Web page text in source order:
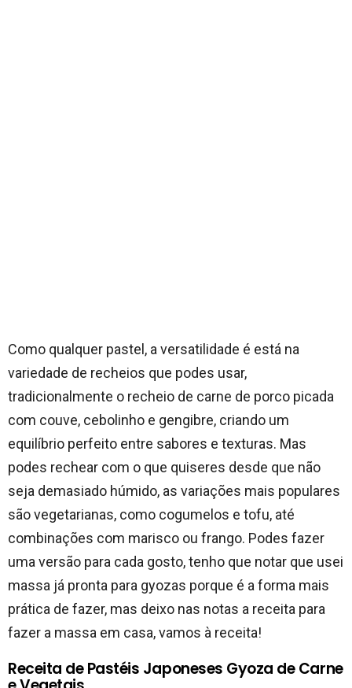
Como qualquer pastel, a versatilidade é está na
variedade de recheios que podes usar,
tradicionalmente o recheio de carne de porco picada
com couve, cebolinho e gengibre, criando um
equilíbrio perfeito entre sabores e texturas. Mas
podes rechear com o que quiseres desde que não
seja demasiado húmido, as variações mais populares
são vegetarianas, como cogumelos e tofu, até
combinações com marisco ou frango. Podes fazer
uma versão para cada gosto, tenho que notar que usei
massa já pronta para gyozas porque é a forma mais
prática de fazer, mas deixo nas notas a receita para
fazer a massa em casa, vamos à receita!
Receita de Pastéis Japoneses Gyoza de Carne